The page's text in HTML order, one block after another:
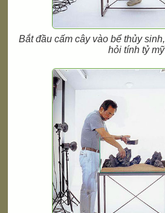
Bắt đầu cấm cây vào bể thủy
hỏi tính tỷ mỹ